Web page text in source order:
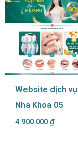
Website dịch vụ
Nha Khoa 05
4.900.000 ₫